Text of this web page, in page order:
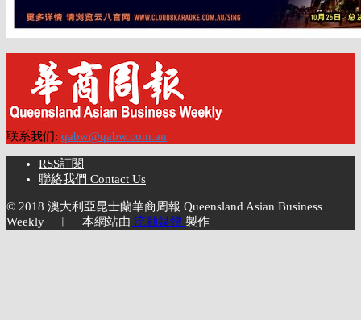
联系我们: qabw@qabw.com.au
RSS訂閱
聯絡我們 Contact Us
© 2018 澳大利亞昆士蘭華商周報 Queensland Asian Business
Weekly ︱ 本網站由 流動媒體 製作